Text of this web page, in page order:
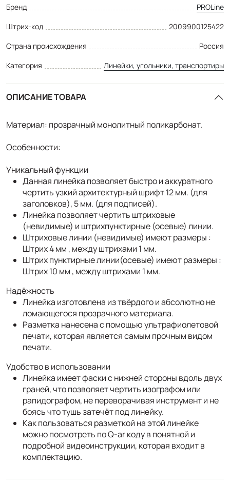
Бренд
PROLine
Штрих-код
2009900125422
Страна происхождения
Россия
Категория
Линейки, угольники, транспортиры
ОПИСАНИЕ ТОВАРА
Материал: прозрачный монолитный поликарбонат.
Особенности:
Уникальный функции
Данная линейка позволяет быстро и аккуратного
чертить узкий архитектурный шрифт 12 мм. (для
заголовков), 5 мм. (для подписей).
Линейка позволяет чертить штриховые
(невидимые) и штрихпунктирные (осевые) линии.
Штриховые линии (невидимые) имеют размеры :
Штрих 4 мм , между штрихами 1 мм.
Штрих пунктирные линии(осевые) имеют размеры :
Штрих 10 мм , между штрихами 1 мм.
Надёжность
Линейка изготовлена из твёрдого и абсолютно не
ломающегося прозрачного материала.
Разметка нанесена с помощью ультрафиолетовой
печати, которая является самым прочным видом
печати.
Удобство в использовании
Линейка имеет фаски с нижней стороны вдоль двух
граней, что позволяет чертить изографом или
рапидографом, не переворачивая инструмент и не
боясь что тушь затечёт под линейку.
Как пользоваться разметкой на этой линейке
можно посмотреть по Q-ar коду в понятной и
подробной видеоинструкции, которая входит в
комплектацию.